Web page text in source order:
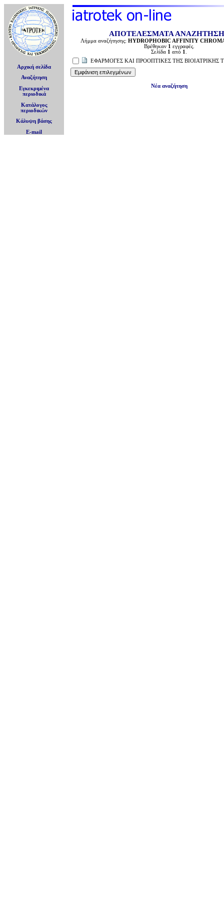
Αρχική σελίδα
Αναζήτηση
Εγκεκριμένα
περιοδικά
Κατάλογος
περιοδικών
Κάλυψη βάσης
E-mail
ΑΠΟΤΕΛΕΣΜΑΤΑ
Λήμμα αναζήτησης: HYDROPHOBIC AFFINITY
Βρέθηκαν 1 εγγραφές.
Σελίδα 1 από 1
ΕΦΑΡΜΟΓΕΣ ΚΑΙ ΠΡΟΟΠΤΙΚΕΣ ΤΗΣ ΒΙΟΙΑΤΡΙΚΗΣ
Νέα αναζήτηση